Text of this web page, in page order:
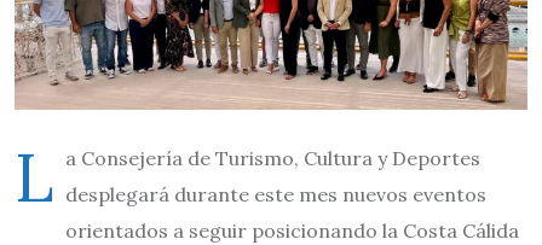
L a Consejería de Turismo, Cultura y Deportes
desplegará durante este mes nuevos eventos
orientados a seguir posicionando la Costa Cálida